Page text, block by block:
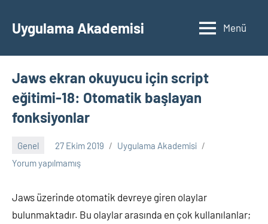
geçUygulama Akademisi Menü
Jaws ekran okuyucu için script
eğitimi-18: Otomatik başlayan
fonksiyonlar
Genel 27 Ekim 2019
Uygulama Akademisi
Yorum yapılmamış
Jaws üzerinde otomatik devreye giren olaylar
bulunmaktadır. Bu olaylar arasında en çok kullanılanlar;